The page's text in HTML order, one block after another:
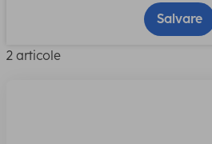
Salvare
2 articole